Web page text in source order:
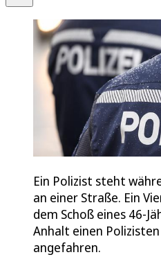
Ein Polizist steht
an einer Straße. Ein
dem Schoß eines 46-
Anhalt einen
angefahren.